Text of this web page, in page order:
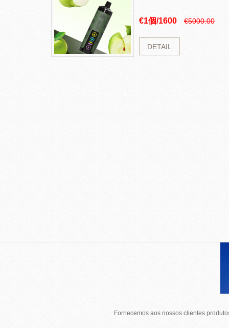
€1個/1600 €5000.00
DETAIL
Fornecemos aos nossos clientes